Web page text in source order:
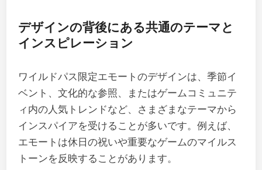
デザインの背後にある共通のテーマと
インスピレーション
ワイルドパス限定エモートのデザインは、季節イ
ベント、文化的な参照、またはゲームコミュニテ
ィ内の人気トレンドなど、さまざまなテーマから
インスパイアを受けることが多いです。例えば、
エモートは休日の祝いや重要なゲームのマイルス
トーンを反映することがあります。